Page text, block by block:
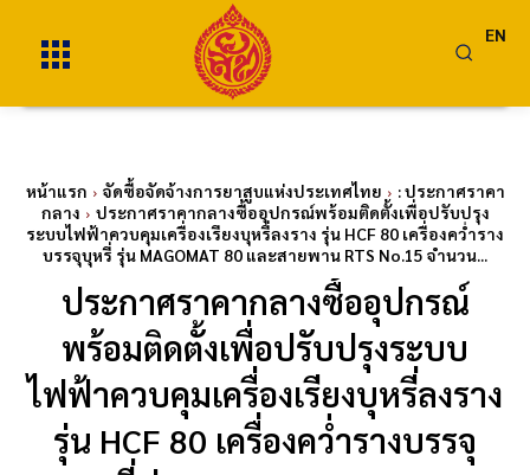
EN
หน้าแรก จัดซื้อจัดจ้างการยาสูบแห่งประเทศไทย
: ประกาศราคา
กลาง
ประกาศราคากลางซื้ออุปกรณ์พร้อมติดตั้งเพื่อปรับปรุง
ระบบไฟฟ้าควบคุมเครื่องเรียงบุหรี่ลงราง รุ่น HCF 80 เครื่องคว่ำราง
บรรจุบุหรี่ รุ่น MAGOMAT 80 และสายพาน RTS No.15 จำนวน...
ประกาศราคากลางซื้ออุปกรณ์
พร้อมติดตั้งเพื่อปรับปรุงระบบ
ไฟฟ้าควบคุมเครื่องเรียงบุหรี่ลงราง
รุ่น HCF 80 เครื่องคว่ำรางบรรจุ